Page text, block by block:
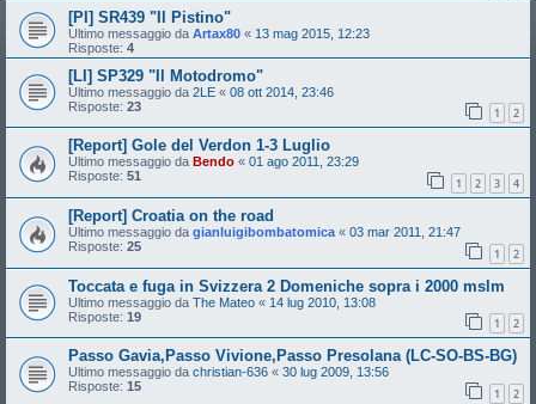
[PI] SR439 "Il Pistino"
Ultimo messaggio da Artax80 « 13 mag 2015, 12:23
Risposte: 4
[LI] SP329 "Il Motodromo"
Ultimo messaggio da 2LE « 08 ott 2014, 23:46
Risposte: 23 1 2
[Report] Gole del Verdon 1-3 Luglio
Ultimo messaggio da Bendo « 01 ago 2011, 23:29
Risposte: 51 1 2 3 4
[Report] Croatia on the road
Ultimo messaggio da gianluigibombatomica « 03 mar 2011, 21:47
Risposte: 25 1 2
Toccata e fuga in Svizzera 2 Domeniche sopra i 2000 mslm
Ultimo messaggio da The Mateo « 14 lug 2010, 13:08
Risposte: 19 1 2
Passo Gavia,Passo Vivione,Passo Presolana (LC-SO-BS-BG)
Ultimo messaggio da christian-636 « 30 lug 2009, 13:56
Risposte: 15 1 2